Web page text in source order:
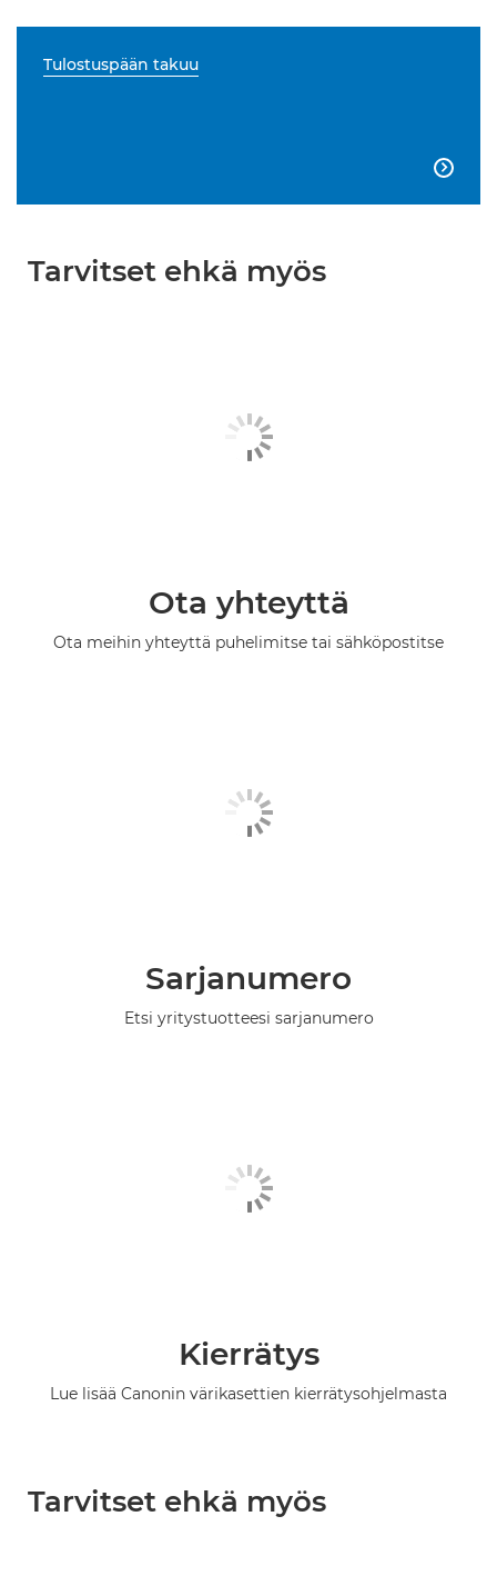
Tulostuspään takuu

Tarvitset ehkä myös
Ota yhteyttä
Ota meihin yhteyttä puhelimitse tai sähköpostitse
Sarjanumero
Etsi yritystuotteesi sarjanumero
Kierrätys
Lue lisää Canonin värikasettien kierrätysohjelmasta
Tarvitset ehkä myös